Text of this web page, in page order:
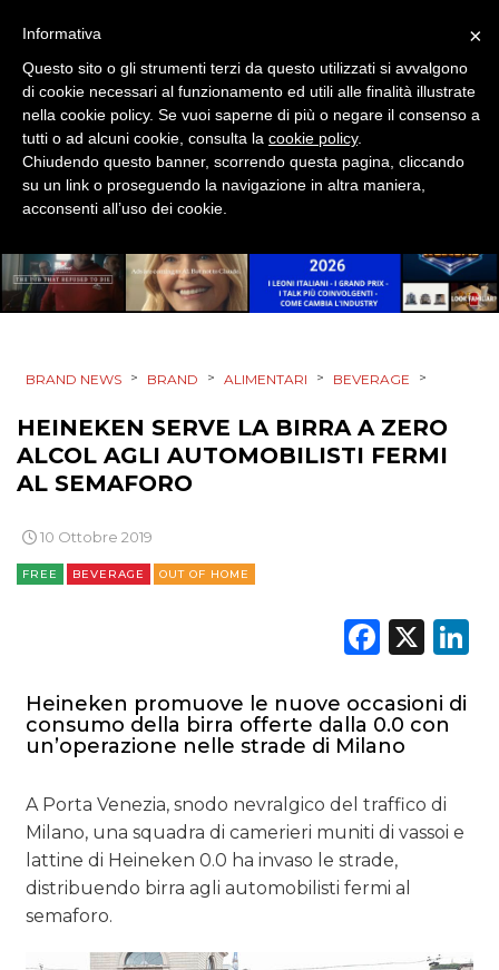
PRODOTTI
PUNTI VENDITA
CSR
STRATEGIE
CINEMA
DIGITALE
EDITORIA
ESTERNA
DATI
RICERCHE
PREVISIONI/SCENARI
BRAND NEWS > BRAND > ALIMENTARI > BEVERAGE >
HEINEKEN SERVE LA BIRRA A ZERO
ALCOL AGLI AUTOMOBILISTI FERMI
AL SEMAFORO
10 Ottobre 2019
FREE BEVERAGE OUT OF HOME
X
Heineken promuove le nuove occasioni di
consumo della birra offerte dalla 0.0 con
un’operazione nelle strade di Milano
A Porta Venezia, snodo nevralgico del traffico di
Milano, una squadra di camerieri muniti di vassoi e
lattine di Heineken 0.0 ha invaso le strade,
distribuendo birra agli automobilisti fermi al
semaforo.
×
Informativa
Questo sito o gli strumenti terzi da questo utilizzati si avvalgono
di cookie necessari al funzionamento ed utili alle finalità illustrate
nella cookie policy. Se vuoi saperne di più o negare il consenso a
tutti o ad alcuni cookie, consulta la cookie policy.
Chiudendo questo banner, scorrendo questa pagina, cliccando
su un link o proseguendo la navigazione in altra maniera,
acconsenti all’uso dei cookie.